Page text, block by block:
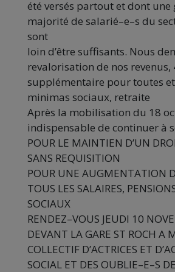
été versés partout etdont une
majorité de salarié–e–s du
sont
loin d’être suffisants. Nous
revalorisation de nos revenus,
supplémentaire pour toutes
minimas sociaux, retraite
Après la mobilisation du 18
indispensable de continuer à
POUR LE MAINTIEN D’UN
SANS REQUISITION
POUR UNE AUGMENTATION
TOUS LES SALAIRES,
SOCIAUX
RENDEZ–VOUS JEUDI 10
DEVANT LA GARE ST ROCH A
COLLECTIF D’ACTRICES ET D’A
SOCIAL ET DES OUBLIE–E–S